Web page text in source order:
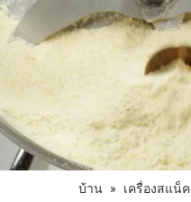
บ้าน » เครื่องสแน็ค